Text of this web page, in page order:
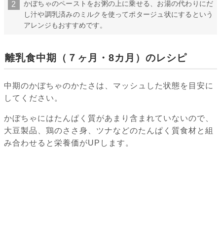
かぼちゃのペーストをお粥の上に乗せる、お湯の代わりにだ
し汁や調乳済みのミルクを使ってポタージュ状にするという
アレンジもおすすめです。
離乳食中期（７ヶ月・8カ月）のレシピ
中期のかぼちゃのかたさは、マッシュした状態を目安に
してください。
かぼちゃにはたんぱく質があまり含まれていないので、
大豆製品、鶏のささ身、ツナなどのたんぱく質食材と組
み合わせると栄養価がUPします。